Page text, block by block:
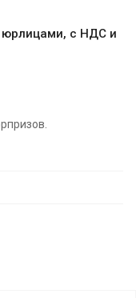
юрлицами, с НДС и